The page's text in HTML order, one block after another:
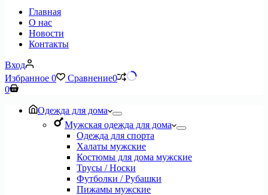
Главная
О нас
Новости
Контакты
Вход
Избранное 0 Сравнение0
Корзина
0
Одежда для дома
Мужская одежда для дома
Одежда для спорта
Халаты мужские
Костюмы для дома мужские
Трусы / Носки
Футболки / Рубашки
Пижамы мужские